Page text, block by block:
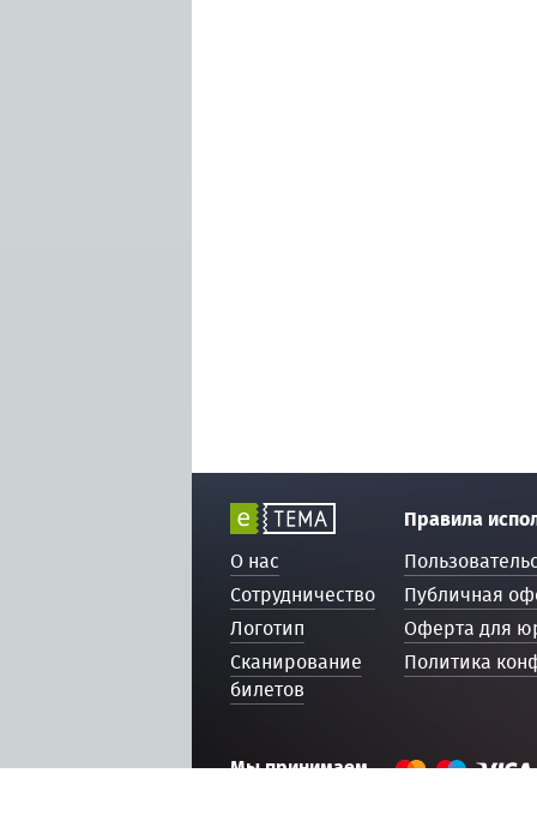
О нас
Сотрудничество
Логотип
Сканирование
билетов
Правила
Публичная
Оферта для
Политика
Мы принимаем